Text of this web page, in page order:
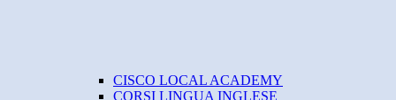
CISCO LOCAL ACADEMY
CORSI LINGUA INGLESE